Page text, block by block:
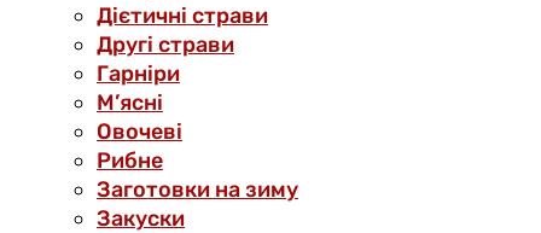
Дієтичні страви
Другі страви
Гарніри
М’ясні
Овочеві
Рибне
Заготовки на зиму
Закуски